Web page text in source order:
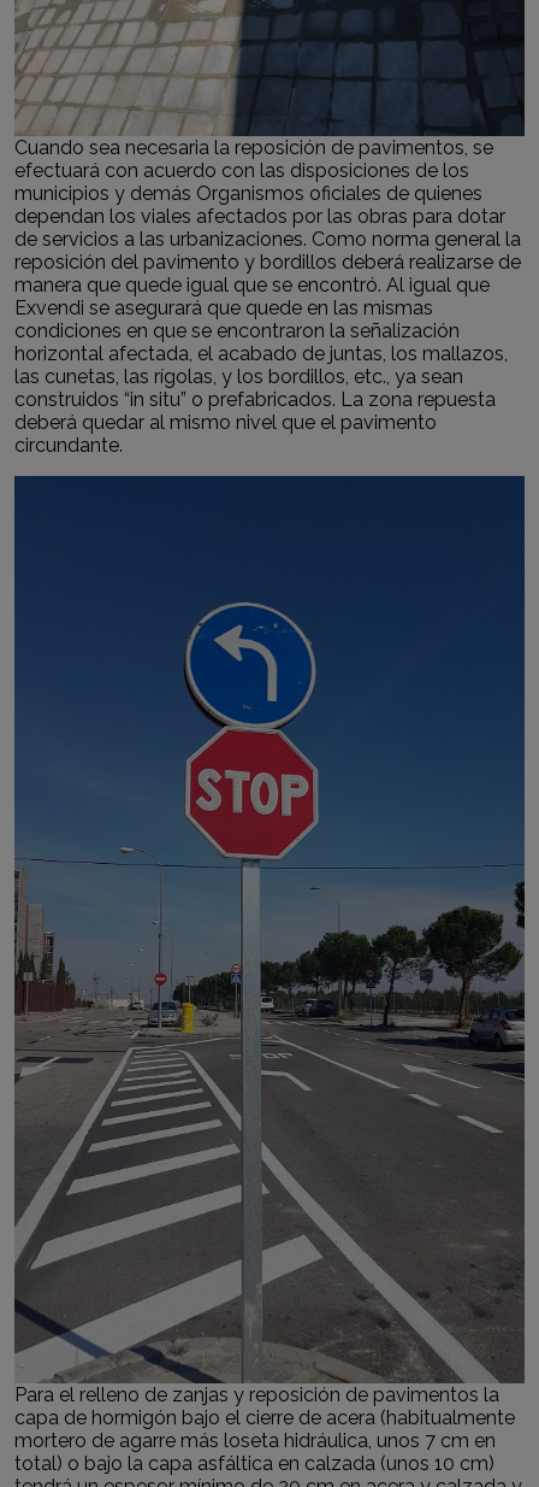
Cuando sea necesaria la reposición de pavimentos, se
efectuará con acuerdo con las disposiciones de los
municipios y demás Organismos oficiales de quienes
dependan los viales afectados por las obras para dotar
de servicios a las urbanizaciones. Como norma general la
reposición del pavimento y bordillos deberá realizarse de
manera que quede igual que se encontró. Al igual que
Exvendi se asegurará que quede en las mismas
condiciones en que se encontraron la señalización
horizontal afectada, el acabado de juntas, los mallazos,
las cunetas, las rígolas, y los bordillos, etc., ya sean
construidos “in situ” o prefabricados. La zona repuesta
deberá quedar al mismo nivel que el pavimento
circundante.
Para el relleno de zanjas y reposición de pavimentos la
capa de hormigón bajo el cierre de acera (habitualmente
mortero de agarre más loseta hidráulica, unos 7 cm en
total) o bajo la capa asfáltica en calzada (unos 10 cm)